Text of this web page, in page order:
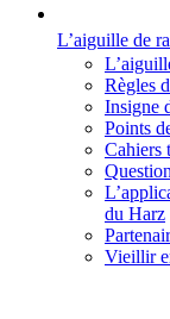
L’aiguille de
Règles
Insigne
Points
Cahiers
du Harz
Vieillir